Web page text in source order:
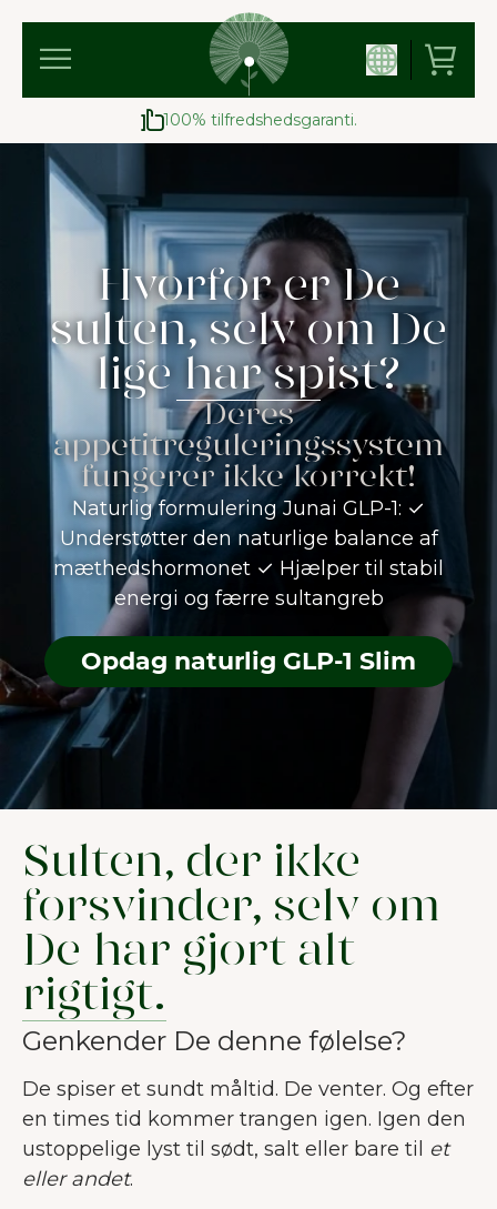
100% tilfredshedsgaranti.
Hvorfor er De
sulten, selv om De
lige har spist?
Deres
appetitreguleringssystem
fungerer ikke korrekt!
Naturlig formulering Junai GLP-1: ✓
Understøtter den naturlige balance af
mæthedshormonet ✓ Hjælper til stabil
energi og færre sultangreb
Opdag naturlig GLP-1 Slim
Sulten, der ikke
forsvinder, selv om
De har gjort alt
rigtigt.
Genkender De denne følelse?
De spiser et sundt måltid. De venter. Og efter
en times tid kommer trangen igen. Igen den
ustoppelige lyst til sødt, salt eller bare til et
eller andet.